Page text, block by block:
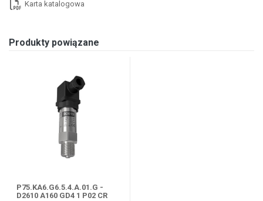
Karta katalogowa
Produkty powiązane
P75.KA6.G6.5.4.A.01.G -
D2610 A160 GD4 1 P02 CR